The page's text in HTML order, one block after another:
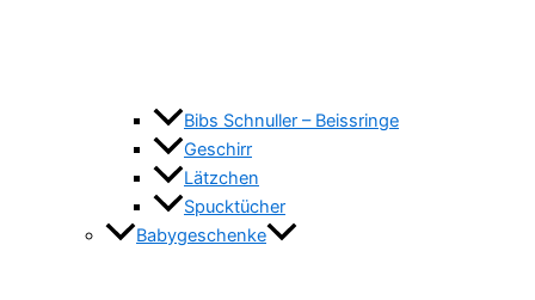
Bibs Schnuller – Beissringe
Geschirr
Lätzchen
Spucktücher
Babygeschenke